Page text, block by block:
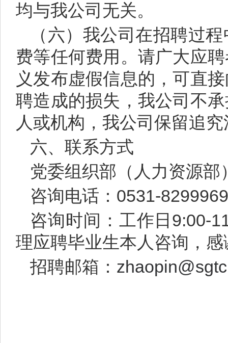
均与我公司无关。
（六）我公司在招聘过
费等任何费用。请广大应
义发布虚假信息的，可直
聘造成的损失，我公司不
人或机构，我公司保留追
六、联系方式
党委组织部（人力资源部
咨询电话：0531-
咨询时间：工作日9:00-
理应聘毕业生本人咨询，
招聘邮箱：